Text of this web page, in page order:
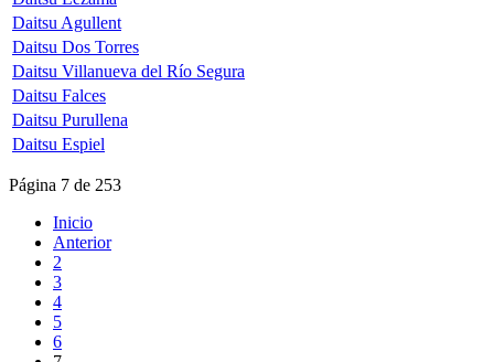
Daitsu Agullent
Daitsu Dos Torres
Daitsu Villanueva del Río Segura
Daitsu Falces
Daitsu Purullena
Daitsu Espiel
Página 7 de 253
Inicio
Anterior
2
3
4
5
6